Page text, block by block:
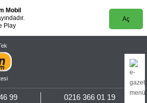
Mobil
Play
Aç
0216 366 01 19
99